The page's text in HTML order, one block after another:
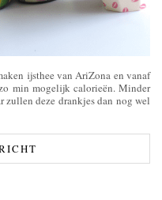
ijsthee van AriZona en vanaf
min mogelijk calorieën. Minder
deze drankjes dan nog wel